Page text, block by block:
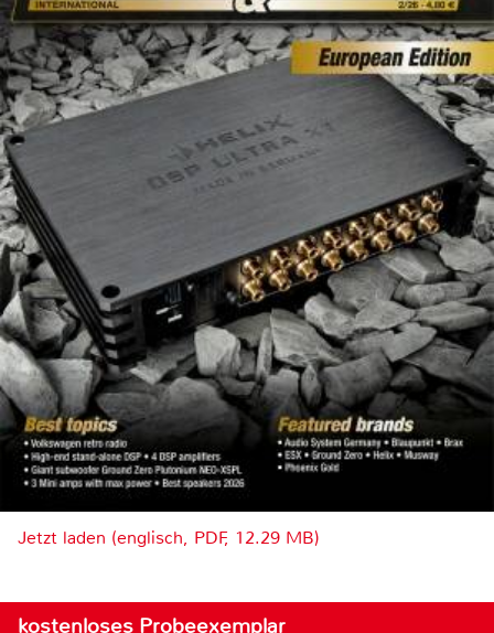
Jetzt laden (englisch, PDF, 12.29 MB)
kostenloses Probeexemplar